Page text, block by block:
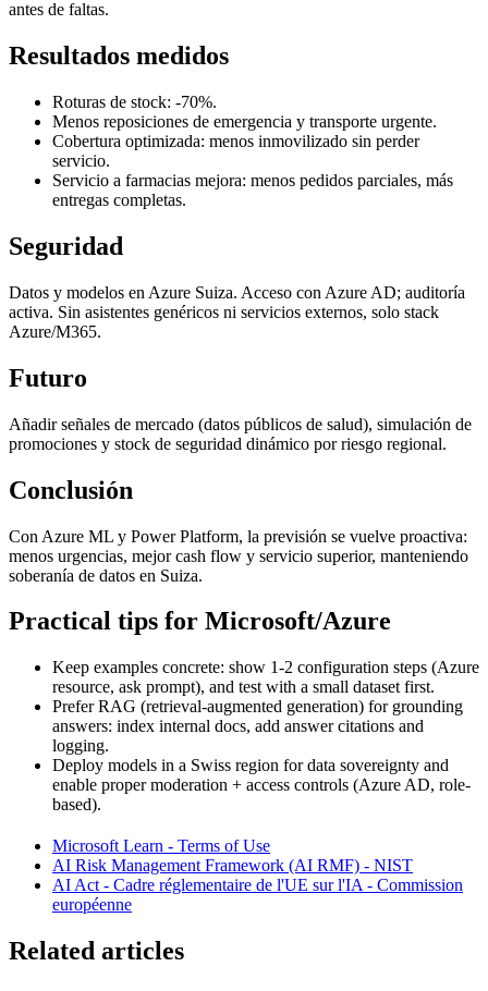
antes de faltas.
Resultados medidos
Roturas de stock: -70%.
Menos reposiciones de emergencia y transporte urgente.
Cobertura optimizada: menos inmovilizado sin perder
servicio.
Servicio a farmacias mejora: menos pedidos parciales, más
entregas completas.
Seguridad
Datos y modelos en Azure Suiza. Acceso con Azure AD; auditoría
activa. Sin asistentes genéricos ni servicios externos, solo stack
Azure/M365.
Futuro
Añadir señales de mercado (datos públicos de salud), simulación de
promociones y stock de seguridad dinámico por riesgo regional.
Conclusión
Con Azure ML y Power Platform, la previsión se vuelve proactiva:
menos urgencias, mejor cash flow y servicio superior, manteniendo
soberanía de datos en Suiza.
Practical tips for Microsoft/Azure
Keep examples concrete: show 1-2 configuration steps (Azure
resource, ask prompt), and test with a small dataset first.
Prefer RAG (retrieval-augmented generation) for grounding
answers: index internal docs, add answer citations and
logging.
Deploy models in a Swiss region for data sovereignty and
enable proper moderation + access controls (Azure AD, role-
based).
Microsoft Learn - Terms of Use
AI Risk Management Framework (AI RMF) - NIST
AI Act - Cadre réglementaire de l'UE sur l'IA - Commission
européenne
Related articles